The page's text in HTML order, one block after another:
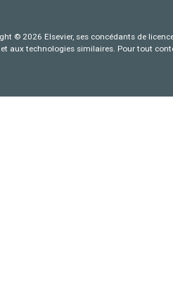
© 2026 Elsevier, ses concédants de
aux technologies similaires. Pour tout